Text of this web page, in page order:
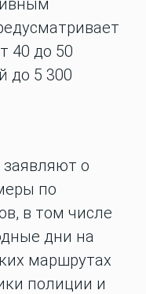
40 до 50
до 5 300
о
по
в том числе
дни на
маршрутах
полиции и